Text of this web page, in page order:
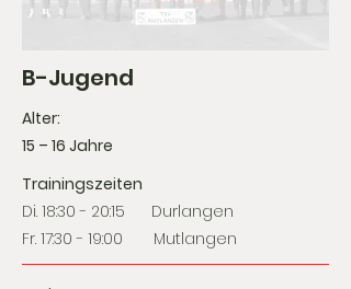
B-Jugend
Alter:
15 – 16 Jahre
Trainingszeiten
Di. 18:30 - 20:15 Durlangen
Fr. 17:30 - 19:00 Mutlangen